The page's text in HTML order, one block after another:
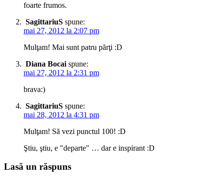
foarte frumos.
SagittariuS spune:
mai 27, 2012 la 2:07 pm
Mulţam! Mai sunt patru părţi :D
Diana Bocai spune:
mai 27, 2012 la 2:31 pm
brava:)
SagittariuS spune:
mai 28, 2012 la 4:31 pm
Mulţam! Să vezi punctul 100! :D
Ştiu, ştiu, e "departe" … dar e inspirant :D
Lasă un răspuns